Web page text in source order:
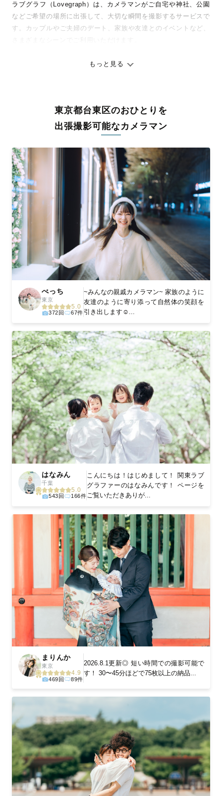
ラブグラフ（Lovegraph）は、カメラマンがご自宅や神社、公園
などご希望の場所に出張して、大切な瞬間を撮影するサービスで
す。カップルやご夫婦のデート、家族や友達とのイベントなど、
ありのままの空気感を大切に、何十年経っても見返したくなるよ
料金は全国どこでも一律。わかりやすく安心の価格設定です。オ
リジナルの研修と厳正な審査に合格し、撮影技術やホスピタリテ
ィを身につけたプロのカメラマンが全国47都道府県に在籍してい
験をお届けします。
丁寧なレタッチで思い出を美しく仕上げます
撮影後は、独自の編集技術で写真の明るさや色合いを丁寧に調
整。自然な雰囲気を残しつつも、おしゃれで洗練された仕上がり
に。きっと「こんな写真を撮ってほしかった！」と思える一枚に
出会えます。まずは、ラブグラフの撮影事例をご覧ください。
もっと見る
東京都台東区のおひとりを
出張撮影可能なカメラマン
べっち
東京
5.0
372回 67件
~みんなの親戚カメラマン~ 家族のように
友達のように寄り添って自然体の笑顔を
引き出します☺️...
はなみん
千葉
5.0
543回 166件
こんにちは！はじめまして！ 関東ラブ
グラファーのはなみんです！ ページを
ご覧いただきありが...
まりんか
東京
4.9
469回 89件
2026.8.1更新◎ 短い時間での撮影可能で
す！ 30〜45分ほどで75枚以上の納品...